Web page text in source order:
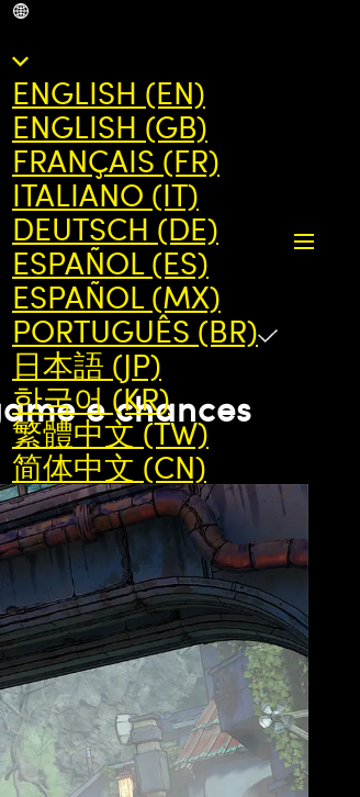
ENGLISH (EN)
ENGLISH (GB)
FRANÇAIS (FR)
ITALIANO (IT)
DEUTSCH (DE)
ESPAÑOL (ES)
ESPAÑOL (MX)
PORTUGUÊS (BR)
日本語 (JP)
한국어 (KR)
繁體中文 (TW)
简体中文 (CN)
e chances